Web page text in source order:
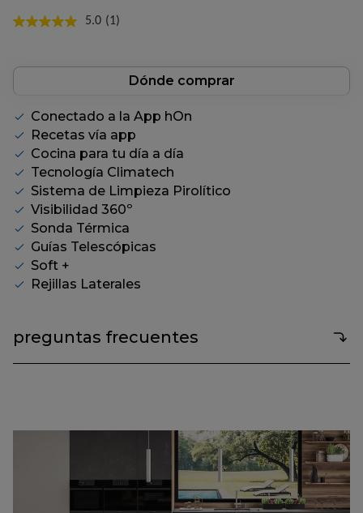
5.0 Lea
Enlace
página.
(1)
Dónde comprar
Conectado a la App hOn
Recetas vía app
Cocina para tu día a día
Tecnología Climatech
Sistema de Limpieza Pirolítico
Visibilidad 360º
Sonda Térmica
Guías Telescópicas
Soft +
Rejillas Laterales
preguntas frecuentes